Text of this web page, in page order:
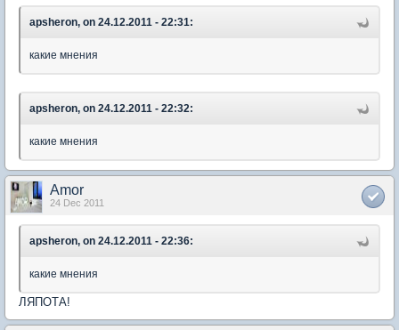
apsheron, on 24.12.2011 - 22:31:
какие мнения
apsheron, on 24.12.2011 - 22:32:
какие мнения
Amor
24 Dec 2011
apsheron, on 24.12.2011 - 22:36:
какие мнения
ЛЯПОТА!